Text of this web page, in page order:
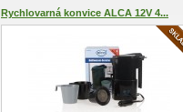
Rychlovarná konvice ALCA 12V 4...